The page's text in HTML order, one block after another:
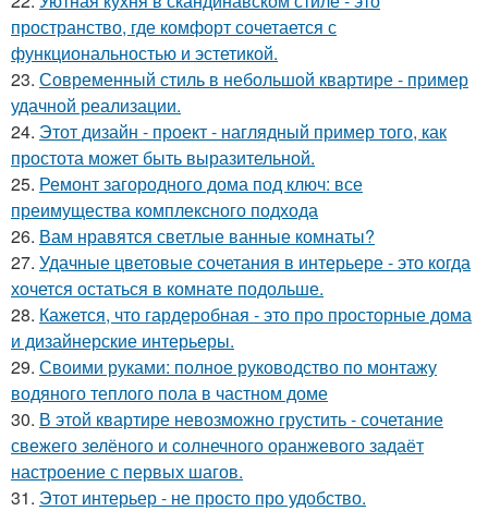
пространство, где комфорт сочетается с
функциональностью и эстетикой.
23. Современный стиль в небольшой квартире - пример
удачной реализации.
24. Этот дизайн - проект - наглядный пример того, как
простота может быть выразительной.
25. Ремонт загородного дома под ключ: все
преимущества комплексного подхода
26. Вам нравятся светлые ванные комнаты?
27. Удачные цветовые сочетания в интерьере - это когда
хочется остаться в комнате подольше.
28. Кажется, что гардеробная - это про просторные дома
и дизайнерские интерьеры.
29. Своими руками: полное руководство по монтажу
водяного теплого пола в частном доме
30. В этой квартире невозможно грустить - сочетание
свежего зелёного и солнечного оранжевого задаёт
настроение с первых шагов.
31. Этот интерьер - не просто про удобство.